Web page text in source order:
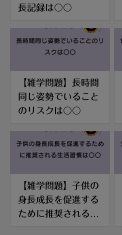
長記録は〇〇
【雑学問題】長時間
同じ姿勢でいること
のリスクは〇〇
【雑学問題】子供の
身長成長を促進する
ために推奨される生